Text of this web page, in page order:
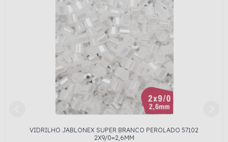
VIDRILHO JABLONEX SUPER BRANCO PEROLADO 57102
2X9/0=2,6MM